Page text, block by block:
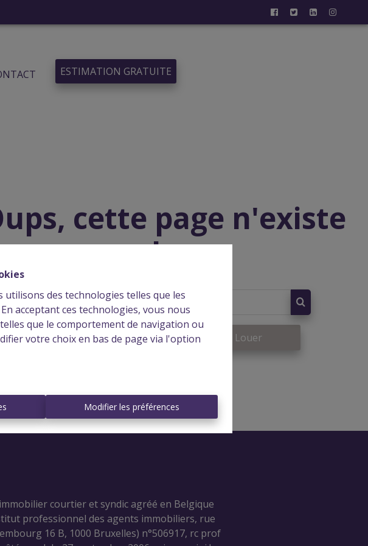
des technologies telles que les
acceptant ces technologies, vous nous
que le comportement de navigation ou
votre choix en bas de page via l'option
Modifier les préférences
ESTIMATION GRATUITE
cette page n'existe
plus
À Vendre À Louer
courtier et syndic agréé en Belgique
professionnel des agents immobiliers, rue
16 B, 1000 Bruxelles) n°506917, rc prof